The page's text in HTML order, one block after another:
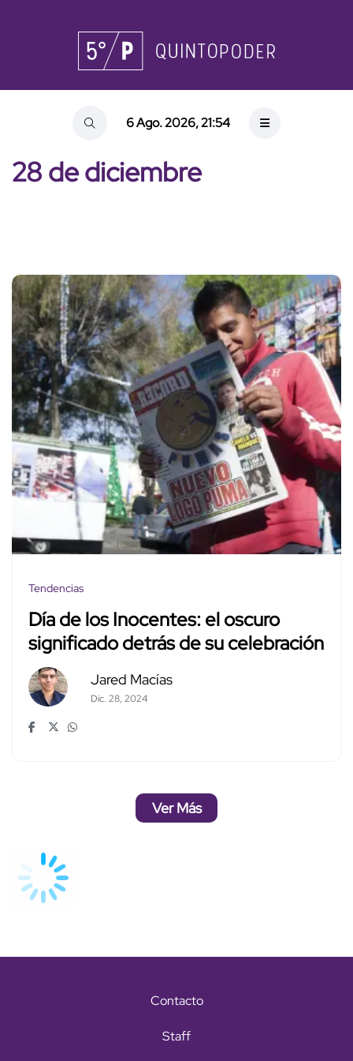
6 Ago. 2026, 21:54
28 de diciembre
Tendencias
Día de los Inocentes: el oscuro
significado detrás de su celebración
Jared Macías
Dic. 28, 2024
Ver Más
Contacto
Staff